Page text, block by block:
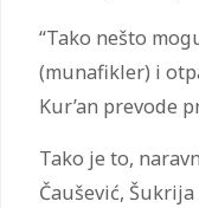
“Tako nešto
(munafikler) i
Kur’an prevode
Tako je to,
Čaušević,